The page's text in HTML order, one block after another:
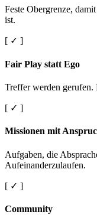
Feste Obergrenze,
ist.
[ ✓ ]
Fair Play statt Ego
Treffer werden gerufen.
[ ✓ ]
Missionen mit
Aufgaben, die
Aufeinanderzulaufen.
[ ✓ ]
Community